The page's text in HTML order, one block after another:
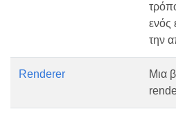
ενός
την
Renderer
Μια